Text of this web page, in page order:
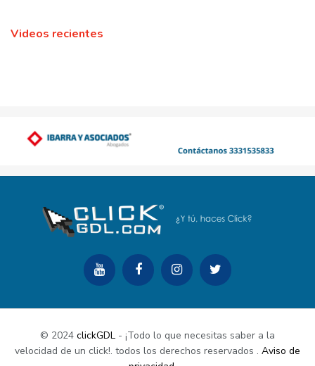
Videos recientes
© 2024 clickGDL - ¡Todo lo que necesitas saber a la
velocidad de un click!. todos los derechos reservados . Aviso de